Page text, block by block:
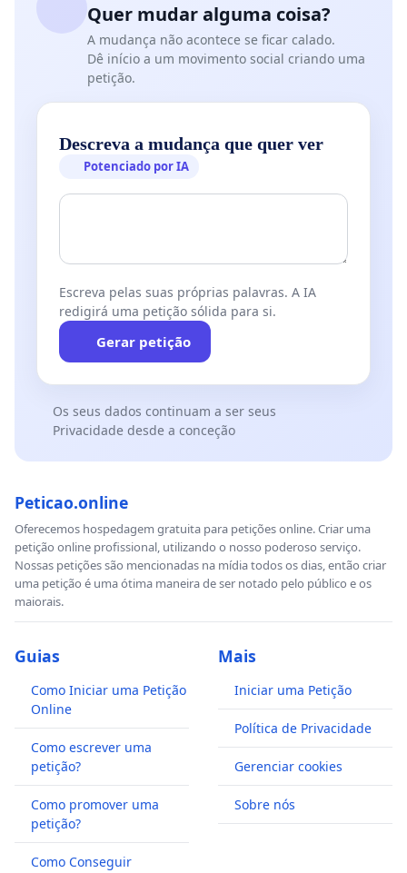
Quer mudar alguma coisa?
A mudança não acontece se ficar calado.
Dê início a um movimento social criando uma
petição.
Descreva a mudança que quer ver
Potenciado por IA
Escreva pelas suas próprias palavras. A IA
redigirá uma petição sólida para si.
Gerar petição
Os seus dados continuam a ser seus
Privacidade desde a conceção
Peticao.online
Oferecemos hospedagem gratuita para petições online. Criar uma
petição online profissional, utilizando o nosso poderoso serviço.
Nossas petições são mencionadas na mídia todos os dias, então criar
uma petição é uma ótima maneira de ser notado pelo público e os
maiorais.
Guias
Como Iniciar uma Petição
Online
Como escrever uma
petição?
Como promover uma
petição?
Como Conseguir
Mais
Iniciar uma Petição
Política de Privacidade
Gerenciar cookies
Sobre nós